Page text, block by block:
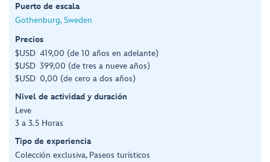
Puerto de escala
Gothenburg, Sweden
Precios
$USD 419,00 (de 10 años en adelante)
$USD 399,00 (de tres a nueve años)
$USD 0,00 (de cero a dos años)
Nivel de actividad y duración
Leve
3 a 3.5 Horas
Tipo de experiencia
Colección exclusiva, Paseos turísticos